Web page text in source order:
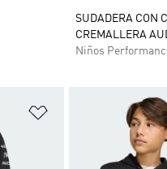
SUDADERA CON
CREMALLERA
Niños
Añadir a la lista de